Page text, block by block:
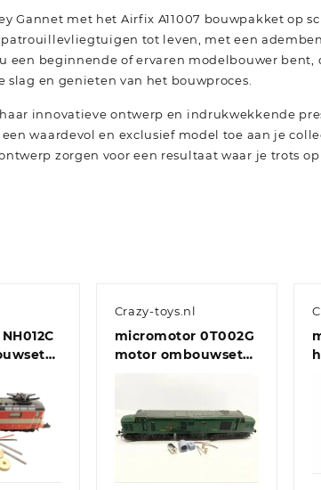
Gannet met het Airfix A11007 bouwpakket op
tot leven, met een
beginnende of ervaren modelbouwer bent,
en genieten van het bouwproces.
haar innovatieve ontwerp en indrukwekkende
waardevol en exclusief model toe aan je
zorgen voor een resultaat waar je trots
Crazy-toys.nl
micromotor 0T002G
motor ombouwset
Class 77-EM2